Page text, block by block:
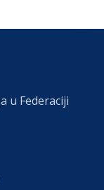
u Federaciji